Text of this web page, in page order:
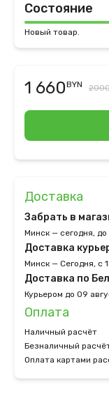
Состояние
Новый товар.
1 660BYN
Доставка
Забрать в
Минск — сегодня, до
Доставка
Минск — Сегодня, с
Доставка по
Курьером до 09
Оплата
Наличный расчёт
Безналичный
Оплата картами